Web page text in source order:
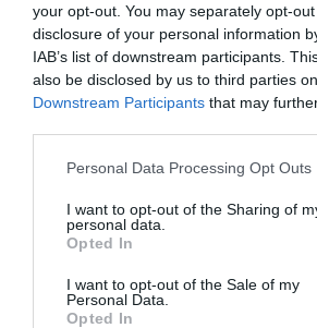
your opt-out. You may separately opt-
disclosure of your personal information
IAB’s list of downstream participants.
also be disclosed by us to third parties
Downstream Participants that may
Personal Data Processing Opt Outs
I want to opt-out of the Sharing of
personal data.
Opted In
I want to opt-out of the Sale of my
Personal Data.
Opted In
Índex2P
Bilbao Basket
Publicidad
2Playbook Club